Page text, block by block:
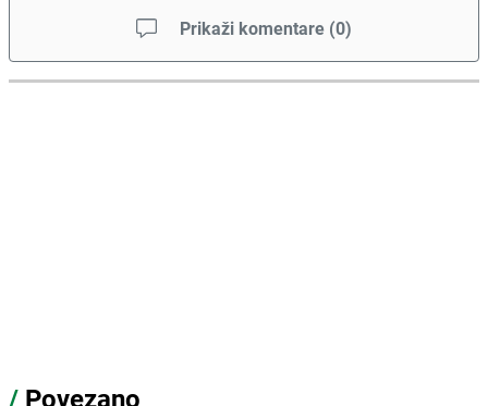
Prikaži komentare (0)
/ Povezano